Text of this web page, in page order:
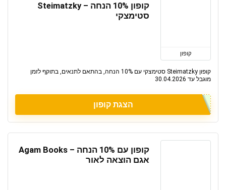
קופון
קופון 10% הנחה – Steimatzky
סטימצקי
קופון Steimatzky סטימצקי עם 10% הנחה, בהתאם לתנאים, בתוקף לזמן
מוגבל עד 30.04.2026
הצגת קופון
קופון עם 10% הנחה – Agam Books
אגם הוצאה לאור